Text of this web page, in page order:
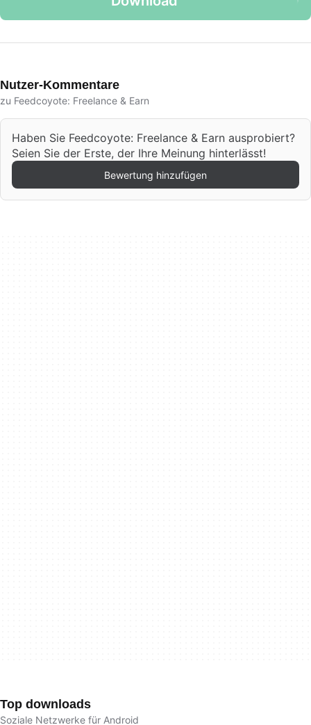
Nutzer-Kommentare
zu Feedcoyote: Freelance & Earn
Haben Sie Feedcoyote: Freelance & Earn ausprobiert?
Seien Sie der Erste, der Ihre Meinung hinterlässt!
Bewertung hinzufügen
Top downloads
Soziale Netzwerke für Android